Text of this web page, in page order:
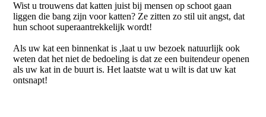
Wist u trouwens dat katten juist bij mensen op schoot gaan
liggen die bang zijn voor katten? Ze zitten zo stil uit angst, dat
hun schoot superaantrekkelijk wordt!
Als uw kat een binnenkat is ,laat u uw bezoek natuurlijk ook
weten dat het niet de bedoeling is dat ze een buitendeur openen
als uw kat in de buurt is. Het laatste wat u wilt is dat uw kat
ontsnapt!